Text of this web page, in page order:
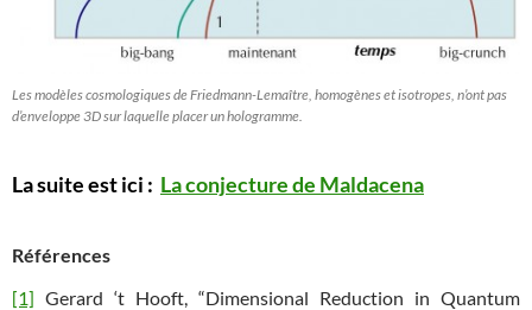
Les modèles cosmologiques de Friedmann-Lemaître, homogènes et isotropes, n’ont pas
d’enveloppe 3D sur laquelle placer un hologramme.
La suite est ici : La conjecture de Maldacena
Références
[1] Gerard ‘t Hooft, “Dimensional Reduction in Quantum